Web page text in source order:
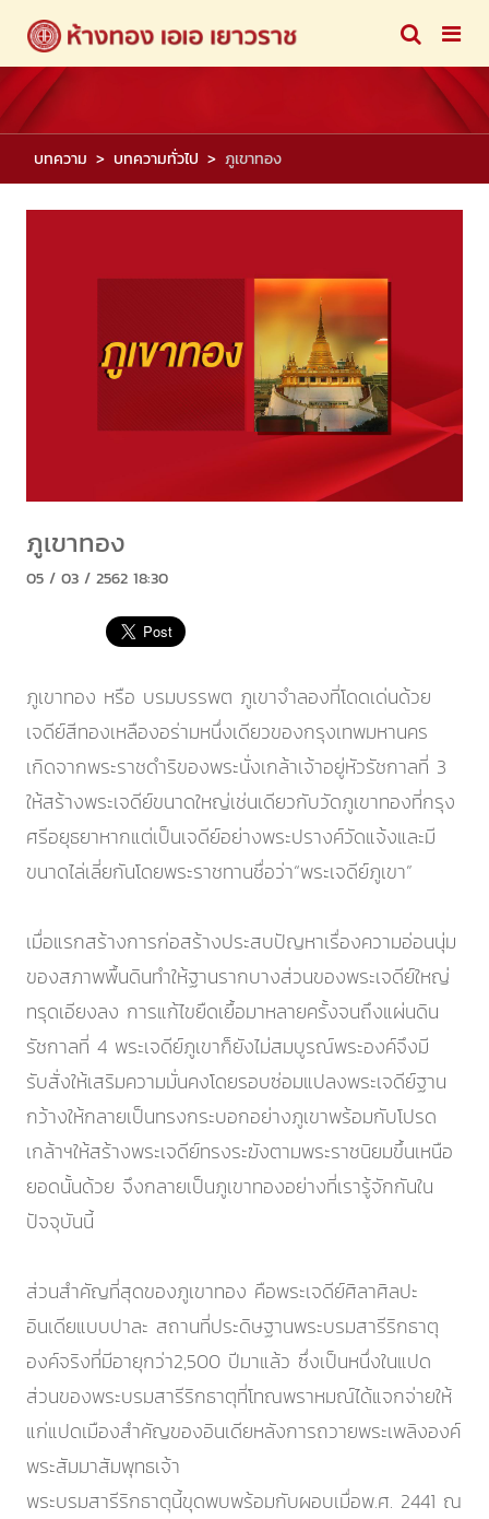
บทความ บทความทั่วไป ภูเขาทอง
ภูเขาทอง
05 / 03 / 2562 18:30
ภูเขาทอง หรือ บรมบรรพต ภูเขาจำลองที่โดดเด่นด้วย
เจดีย์สีทองเหลืองอร่ามหนึ่งเดียวของกรุงเทพมหานคร
เกิดจากพระราชดำริของพระนั่งเกล้าเจ้าอยู่หัวรัชกาลที่ 3
ให้สร้างพระเจดีย์ขนาดใหญ่เช่นเดียวกับวัดภูเขาทองที่กรุง
ศรีอยุธยาหากแต่เป็นเจดีย์อย่างพระปรางค์วัดแจ้งและมี
ขนาดไล่เลี่ยกันโดยพระราชทานชื่อว่า“พระเจดีย์ภูเขา”
เมื่อแรกสร้างการก่อสร้างประสบปัญหาเรื่องความอ่อนนุ่ม
ของสภาพพื้นดินทำให้ฐานรากบางส่วนของพระเจดีย์ใหญ่
ทรุดเอียงลง การแก้ไขยืดเยื้อมาหลายครั้งจนถึงแผ่นดิน
รัชกาลที่ 4 พระเจดีย์ภูเขาก็ยังไม่สมบูรณ์พระองค์จึงมี
รับสั่งให้เสริมความมั่นคงโดยรอบซ่อมแปลงพระเจดีย์ฐาน
กว้างให้กลายเป็นทรงกระบอกอย่างภูเขาพร้อมกับโปรด
เกล้าฯให้สร้างพระเจดีย์ทรงระฆังตามพระราชนิยมขึ้นเหนือ
ยอดนั้นด้วย จึงกลายเป็นภูเขาทองอย่างที่เรารู้จักกันใน
ปัจจุบันนี้
ส่วนสำคัญที่สุดของภูเขาทอง คือพระเจดีย์ศิลาศิลปะ
อินเดียแบบปาละ สถานที่ประดิษฐานพระบรมสารีริกธาตุ
องค์จริงที่มีอายุกว่า2,500 ปีมาแล้ว ซึ่งเป็นหนึ่งในแปด
ส่วนของพระบรมสารีริกธาตุที่โทณพราหมณ์ได้แจกจ่ายให้
แก่แปดเมืองสำคัญของอินเดียหลังการถวายพระเพลิงองค์
พระสัมมาสัมพุทธเจ้า
พระบรมสารีริกธาตุนี้ขุดพบพร้อมกับผอบเมื่อพ.ศ. 2441 ณ